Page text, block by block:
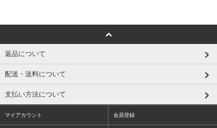
返品について
配送・送料について
支払い方法について
マイアカウント 会員登録